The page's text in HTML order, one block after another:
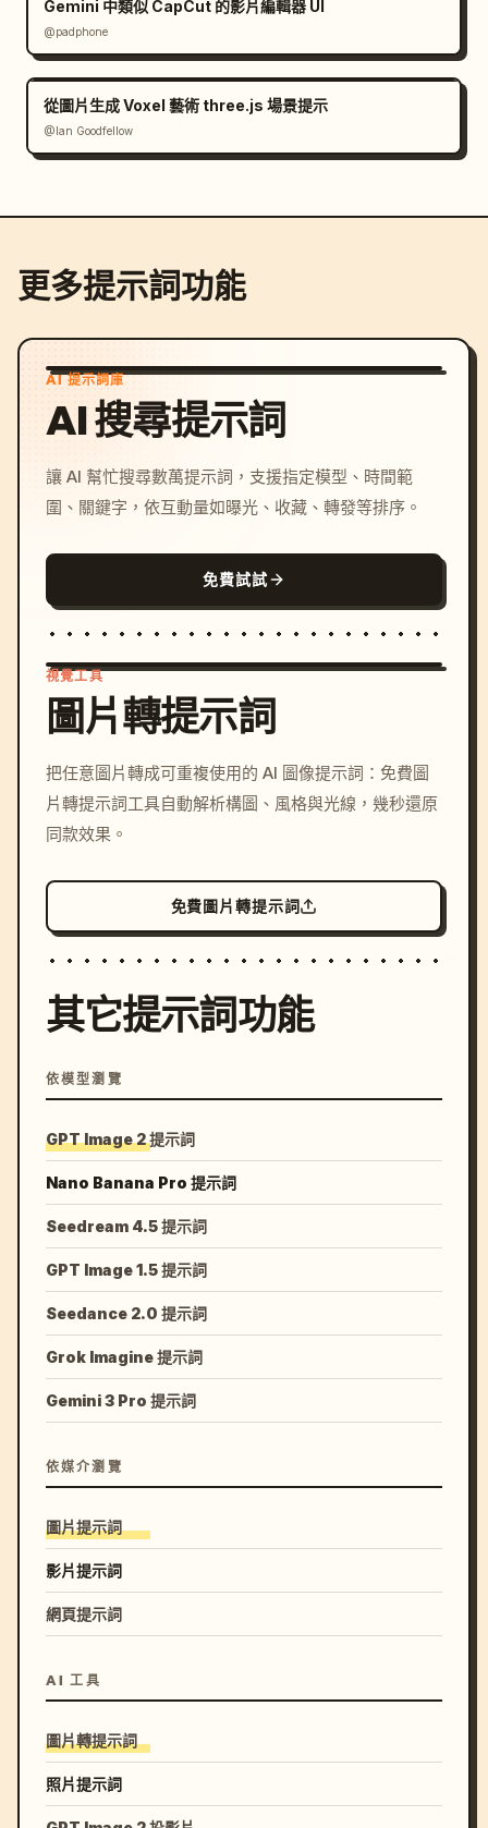
Gemini 中類似 CapCut 的影片編輯器 UI
@padphone
從圖片生成 Voxel 藝術 three.js 場景提示
@Ian Goodfellow
更多提示詞功能
AI 提示詞庫
AI 搜尋提示詞
讓 AI 幫忙搜尋數萬提示詞，支援指定模型、時間範
圍、關鍵字，依互動量如曝光、收藏、轉發等排序。
免費試試
c, cyberpunk sunset, neon
colors, 8k --v 6.0
視覺工具
圖片轉提示詞
把任意圖片轉成可重複使用的 AI 圖像提示詞：免費圖
片轉提示詞工具自動解析構圖、風格與光線，幾秒還原
同款效果。
免費圖片轉提示詞
其它提示詞功能
依模型瀏覽
GPT Image 2 提示詞
Nano Banana Pro 提示詞
Seedream 4.5 提示詞
GPT Image 1.5 提示詞
Seedance 2.0 提示詞
Grok Imagine 提示詞
Gemini 3 Pro 提示詞
依媒介瀏覽
圖片提示詞
影片提示詞
網頁提示詞
AI 工具
圖片轉提示詞
照片提示詞